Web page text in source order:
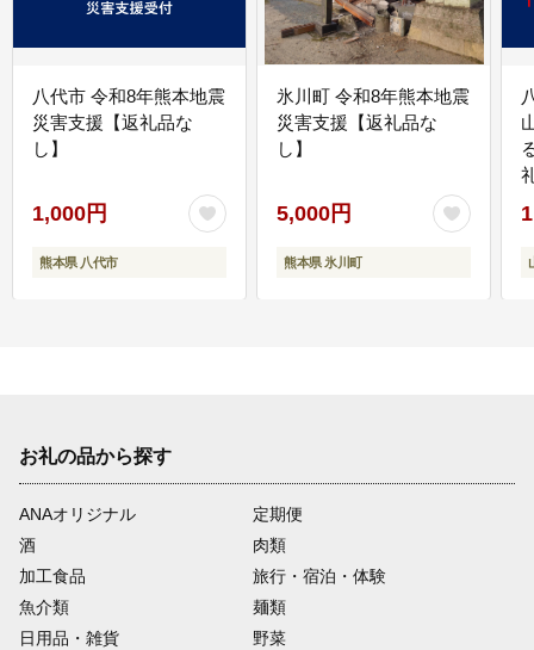
八代市 令和8年熊本地震
災害支援【返礼品な
し】
1,000円
熊本県 八代市
氷川町 令和8年熊本地震
災害支援【返礼品な
し】
5,000円
熊本県 氷川町
お礼の品から探す
ANAオリジナル
定期便
酒
肉類
加工食品
旅行・宿泊・体験
魚介類
麺類
日用品・雑貨
野菜